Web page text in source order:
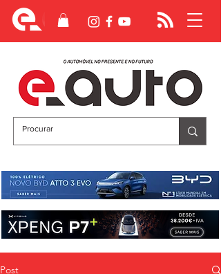
Post